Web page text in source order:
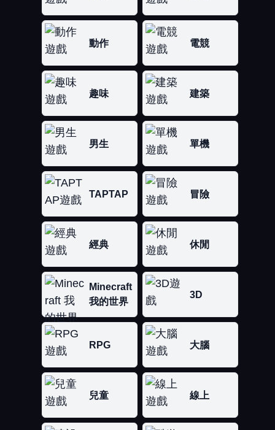
動作 電競
趣味 建築
男生 單機
TAPTAP 冒險
經典 休閒
Minecraft
我的世界
3D
RPG 大腦
兒童 線上